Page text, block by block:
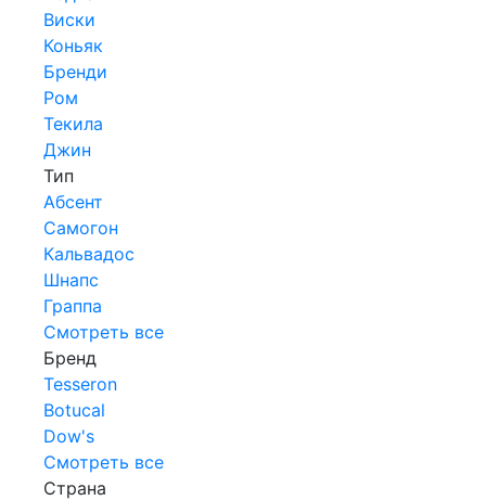
Виски
Коньяк
Бренди
Ром
Текила
Джин
Тип
Абсент
Самогон
Кальвадос
Шнапс
Граппа
Смотреть все
Бренд
Tesseron
Botucal
Dow's
Смотреть все
Страна